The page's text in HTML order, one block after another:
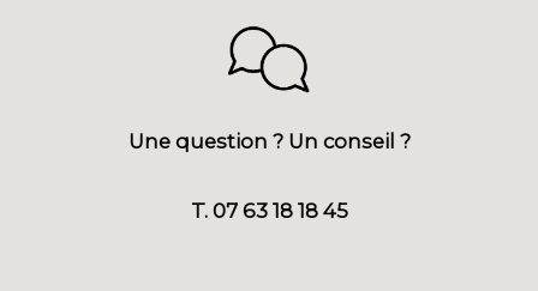
Une question ? Un conseil ?
T. 07 63 18 18 45